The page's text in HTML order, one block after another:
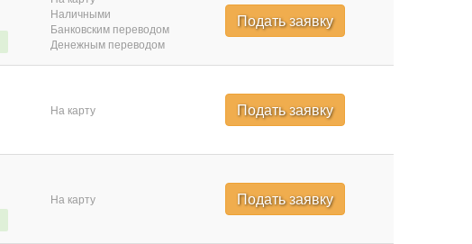
Наличными
Банковским переводом
Денежным переводом
Подать заявку
На карту Подать заявку
На карту Подать заявку